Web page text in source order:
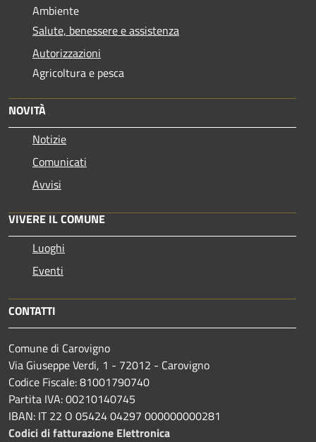
Ambiente
Salute, benessere e assistenza
Autorizzazioni
Agricoltura e pesca
NOVITÀ
Notizie
Comunicati
Avvisi
VIVERE IL COMUNE
Luoghi
Eventi
CONTATTI
Comune di Carovigno
Via Giuseppe Verdi, 1 - 72012 - Carovigno
Codice Fiscale: 81001790740
Partita IVA: 00210140745
IBAN: IT 22 O 05424 04297 000000000281
Codici di fatturazione Elettronica